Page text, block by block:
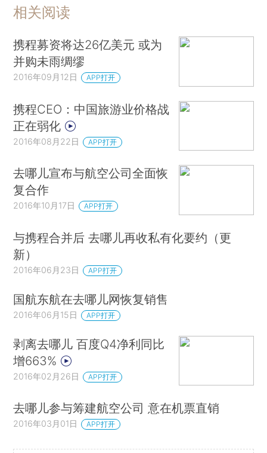
相关阅读
携程募资将达26亿美元 或为
并购未雨绸缪
2016年09月12日 APP打开
携程CEO：中国旅游业价格战
正在弱化
2016年08月22日 APP打开
去哪儿宣布与航空公司全面恢
复合作
2016年10月17日 APP打开
与携程合并后 去哪儿再收私有化要约（更
新）
2016年06月23日 APP打开
国航东航在去哪儿网恢复销售
2016年06月15日 APP打开
剥离去哪儿 百度Q4净利同比
增663%
2016年02月26日 APP打开
去哪儿参与筹建航空公司 意在机票直销
2016年03月01日 APP打开